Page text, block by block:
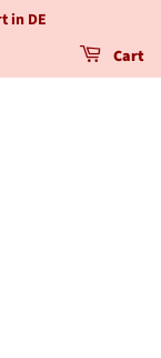
in DE
Cart